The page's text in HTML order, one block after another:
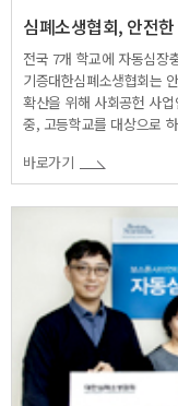
심폐소생협회, 안전
전국 7개 학교에 자동심장
기증대한심폐소생협회는
확산을 위해 사회공헌 사
중, 고등학교를 대상으로
바로가기